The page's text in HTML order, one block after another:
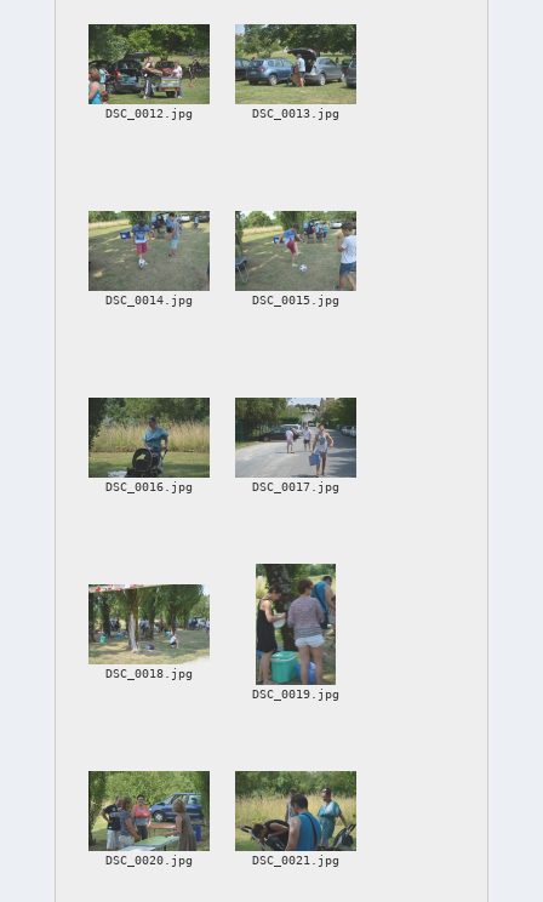
DSC_0012.jpg DSC_0013.jpg
DSC_0014.jpg DSC_0015.jpg
DSC_0016.jpg DSC_0017.jpg
DSC_0018.jpg
DSC_0019.jpg
DSC_0020.jpg DSC_0021.jpg